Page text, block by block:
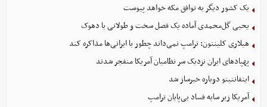
یک کشور دیگر به توافق مکه خواهد پیوست
یحیی گل‌محمدی آماده یک فصل سخت و طولانی با دهوک
هیلاری کلینتون: ترامپ نمی‌داند چطور با ایرانی‌ها مذاکره کند
پهپادهای ایران نزدیک سر نظامیان آمریکا منفجر شدند
اینفانتینو دوباره خبرساز شد
آمریکا زیر سایه فساد بی‌پایان ترامپ